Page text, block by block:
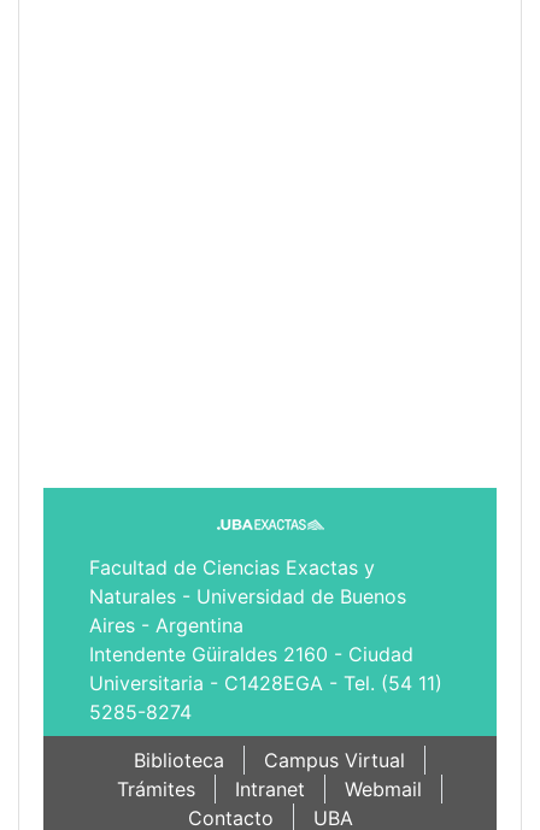
Facultad de Ciencias Exactas y
Naturales - Universidad de Buenos
Aires - Argentina
Intendente Güiraldes 2160 - Ciudad
Universitaria - C1428EGA - Tel. (54 11)
5285-8274
Biblioteca
Campus Virtual
Trámites
Intranet
Webmail
Contacto
UBA